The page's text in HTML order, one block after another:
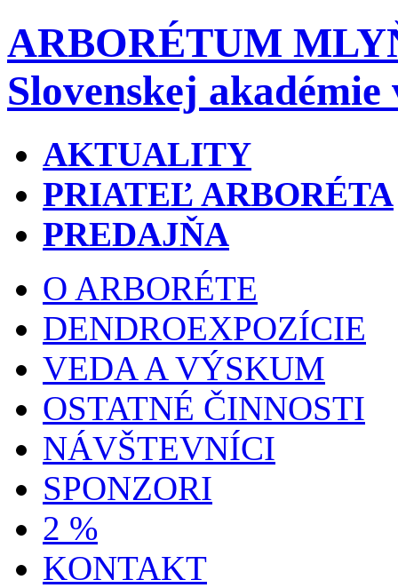
ARBORÉTUM
Slovenskej akadémie
AKTUALITY
PRIATEĽ ARBORÉTA
PREDAJŇA
O ARBORÉTE
DENDROEXPOZÍCIE
VEDA A VÝSKUM
OSTATNÉ ČINNOSTI
NÁVŠTEVNÍCI
SPONZORI
2 %
KONTAKT